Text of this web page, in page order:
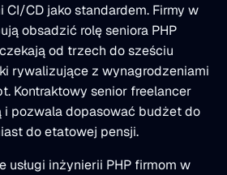
CI/CD jako standardem. Firmy w
obsadzić rolę seniora PHP
od trzech do sześciu
rywalizujące z wynagrodzeniami
Kontraktowy senior freelancer
i pozwala dopasować budżet do
do etatowej pensji.
usługi inżynierii PHP firmom w